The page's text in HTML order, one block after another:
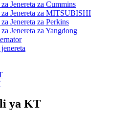
Jenereta za Cummins
za Jenereta za MITSUBISHI
Jenereta za Perkins
Jenereta za Yangdong
ya KT